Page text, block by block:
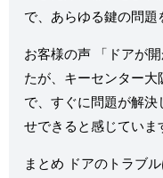
で、あらゆる鍵の問題
お客様の声 「ドアが
たが、キーセンター
で、すぐに問題が解
せできると感じていま
まとめ ドアのトラブ